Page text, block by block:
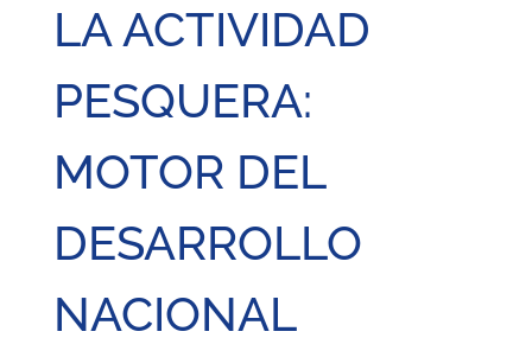
LA ACTIVIDAD
PESQUERA:
MOTOR DEL
DESARROLLO
NACIONAL